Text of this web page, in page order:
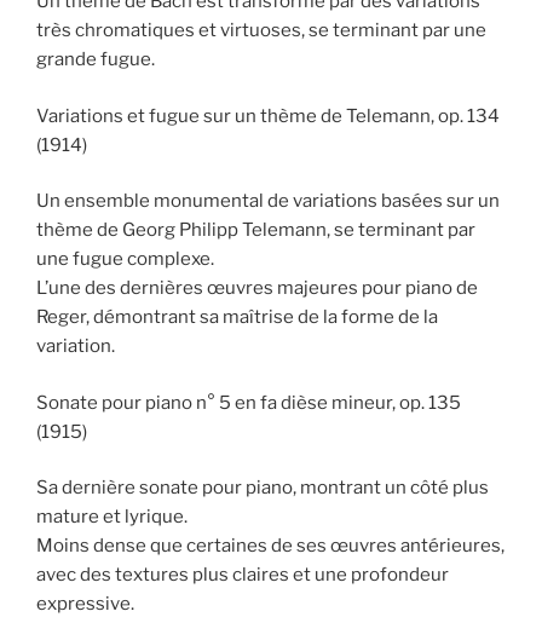
très chromatiques et virtuoses, se terminant par une
grande fugue.
Variations et fugue sur un thème de Telemann, op. 134
(1914)
Un ensemble monumental de variations basées sur un
thème de Georg Philipp Telemann, se terminant par
une fugue complexe.
L’une des dernières œuvres majeures pour piano de
Reger, démontrant sa maîtrise de la forme de la
variation.
Sonate pour piano n° 5 en fa dièse mineur, op. 135
(1915)
Sa dernière sonate pour piano, montrant un côté plus
mature et lyrique.
Moins dense que certaines de ses œuvres antérieures,
avec des textures plus claires et une profondeur
expressive.